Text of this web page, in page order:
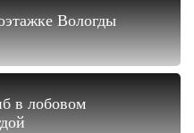
Вологды
в лобовом